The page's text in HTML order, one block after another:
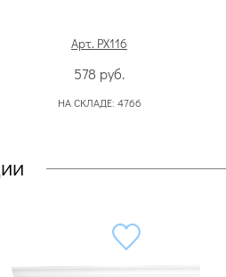
Арт. PX116
578 руб.
НА СКЛАДЕ: 4766